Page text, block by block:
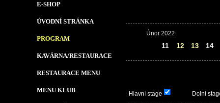
E-SHOP
ÚVODNÍ STRÁNKA
PROGRAM
KAVÁRNA/RESTAURACE
RESTAURACE MENU
MENU KLUB
Únor 2022
11 12 13 14
Hlavní stage Dolní